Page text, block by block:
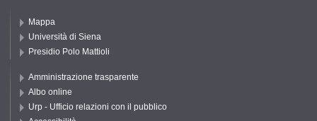
Mappa
Università di Siena
Presidio Polo Mattioli
Amministrazione trasparente
Albo online
Urp - Ufficio relazioni con il pubblico